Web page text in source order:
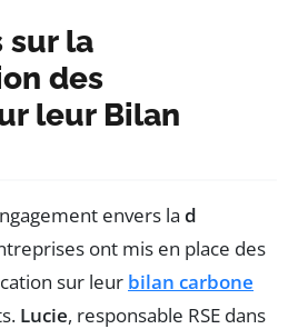
sur la
des
leur Bilan
envers la d
ont mis en place des
sur leur bilan carbone
Lucie, responsable RSE dans